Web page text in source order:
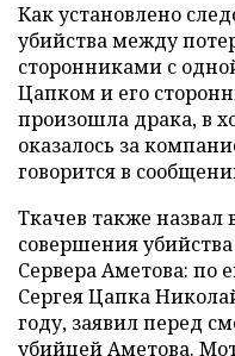
Как установлено
убийства между
сторонниками с
Цапком и его
произошла драка, в
оказалось за
говорится в
Ткачев также назвал
совершения
Сервера Аметова: по
Сергея Цапка
году, заявил перед
убийцей Аметова.